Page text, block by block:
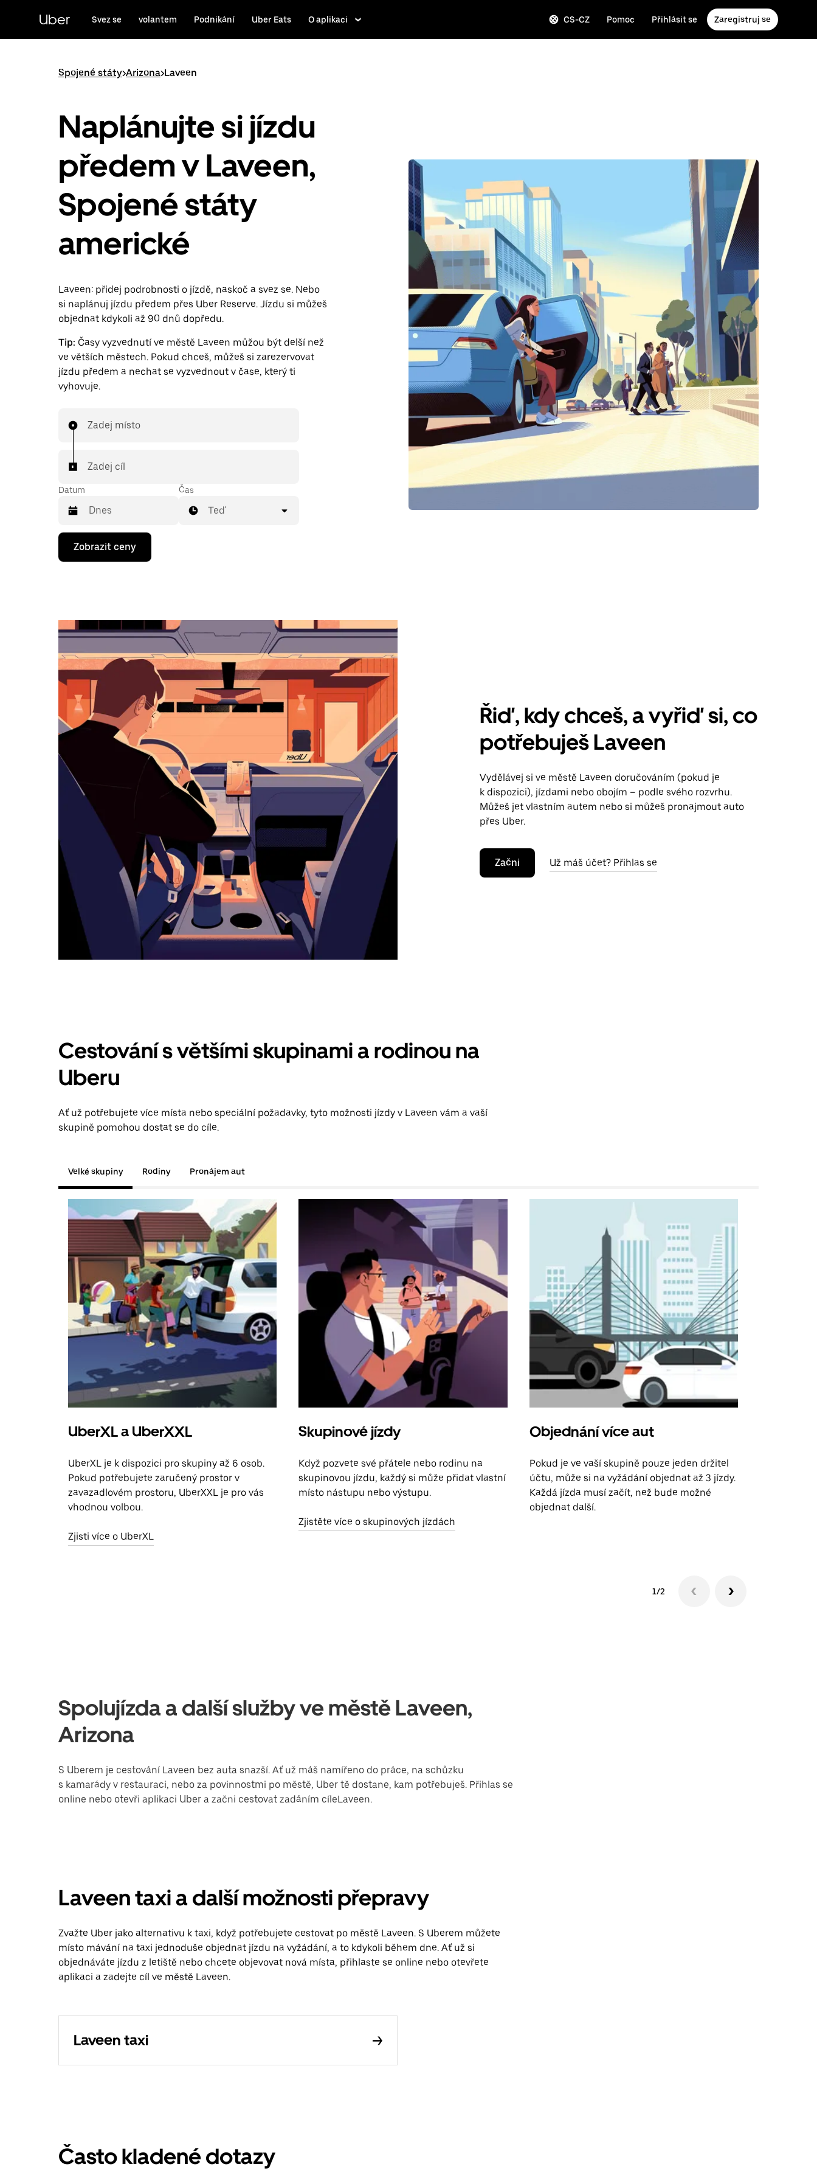
obsah
Uber Svez se volantem Podnikání Uber Eats O aplikaci CS-CZ Pomoc Přihlásit se Zaregistruj se
Spojené státy>Arizona>Laveen
Naplánujte si jízdu
předem v Laveen,
Spojené státy
americké
Laveen: přidej podrobnosti o jízdě, naskoč a svez se. Nebo
si naplánuj jízdu předem přes Uber Reserve. Jízdu si můžeš
objednat kdykoli až 90 dnů dopředu.
Tip: Časy vyzvednutí ve městě Laveen můžou být delší než
ve větších městech. Pokud chceš, můžeš si zarezervovat
jízdu předem a nechat se vyzvednout v čase, který ti
vyhovuje.
Zadej místo
Zadej cíl
Datum
Stisknutím
klávesy
se
vybrat
datum.
klávesy
Esc
zavřeš
kalendář.
Čas
Teď
Zobrazit ceny
Řiď, kdy chceš, a vyřiď si, co
potřebuješ Laveen
Vydělávej si ve městě Laveen doručováním (pokud je
k dispozici), jízdami nebo obojím – podle svého rozvrhu.
Můžeš jet vlastním autem nebo si můžeš pronajmout auto
přes Uber.
Začni Už máš účet? Přihlas se
Cestování s většími skupinami a rodinou na
Uberu
Ať už potřebujete více místa nebo speciální požadavky, tyto možnosti jízdy v Laveen vám a vaší
skupině pomohou dostat se do cíle.
Velké skupiny Rodiny Pronájem aut
UberXL a UberXXL
UberXL je k dispozici pro skupiny až 6 osob.
Pokud potřebujete zaručený prostor v
zavazadlovém prostoru, UberXXL je pro vás
vhodnou volbou.
Zjisti více o UberXL
Skupinové jízdy
Když pozvete své přátele nebo rodinu na
skupinovou jízdu, každý si může přidat vlastní
místo nástupu nebo výstupu.
Zjistěte více o skupinových jízdách
Objednání více aut
Pokud je ve vaší skupině pouze jeden držitel
účtu, může si na vyžádání objednat až 3 jízdy.
Každá jízda musí začít, než bude možné
objednat další.
1/2
Spolujízda a další služby ve městě Laveen,
Arizona
S Uberem je cestování Laveen bez auta snazší. Ať už máš namířeno do práce, na schůzku
s kamarády v restauraci, nebo za povinnostmi po městě, Uber tě dostane, kam potřebuješ. Přihlas se
online nebo otevři aplikaci Uber a začni cestovat zadáním cíleLaveen.
Laveen taxi a další možnosti přepravy
Zvažte Uber jako alternativu k taxi, když potřebujete cestovat po městě Laveen. S Uberem můžete
místo mávání na taxi jednoduše objednat jízdu na vyžádání, a to kdykoli během dne. Ať už si
objednáváte jízdu z letiště nebo chcete objevovat nová místa, přihlaste se online nebo otevřete
aplikaci a zadejte cíl ve městě Laveen.
Laveen taxi
Často kladené dotazy